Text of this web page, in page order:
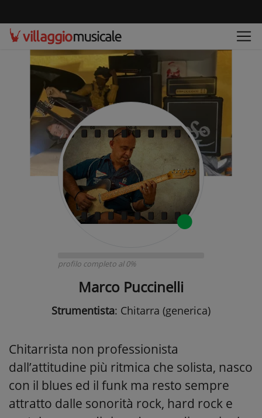
profilo completo al 0%
Marco Puccinelli
Strumentista: Chitarra (generica)
Chitarrista non professionista
dall’attitudine più ritmica che solista, nasco
con il blues ed il funk ma resto sempre
attratto dalle sonorità rock, hard rock e